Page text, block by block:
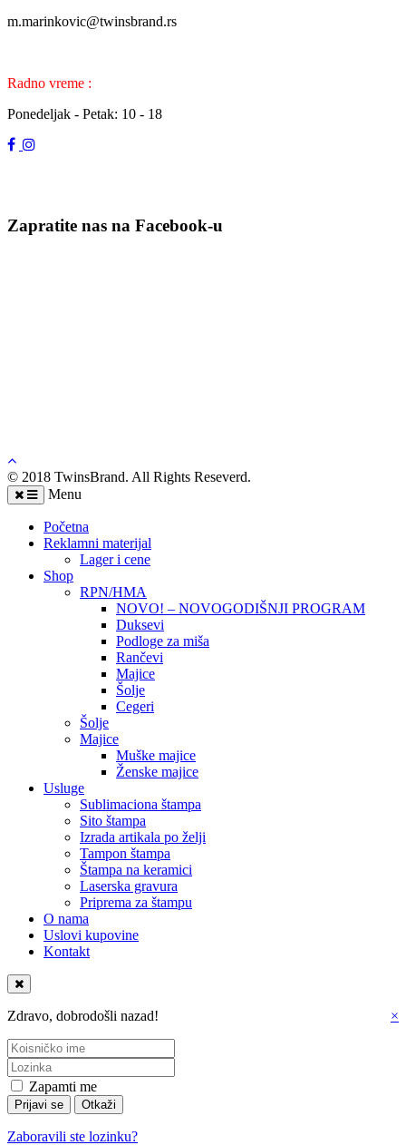
m.marinkovic@twinsbrand.rs
Radno vreme :
Ponedeljak - Petak: 10 - 18
Zapratite nas na Facebook-u
© 2018 TwinsBrand. All Rights Reseverd.
Menu
Početna
Reklamni materijal
Lager i cene
Shop
RPN/HMA
NOVO! – NOVOGODIŠNJI PROGRAM
Duksevi
Podloge za miša
Rančevi
Majice
Šolje
Cegeri
Šolje
Majice
Muške majice
Ženske majice
Usluge
Sublimaciona štampa
Sito štampa
Izrada artikala po želji
Tampon štampa
Štampa na keramici
Laserska gravura
Priprema za štampu
O nama
Uslovi kupovine
Kontakt
×
Zdravo, dobrodošli nazad!
Zapamti me
Zaboravili ste lozinku?